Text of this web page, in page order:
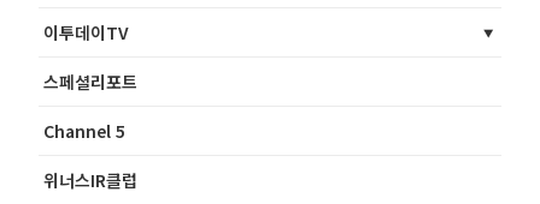
이투데이TV
스페셜리포트
Channel 5
위너스IR클럽